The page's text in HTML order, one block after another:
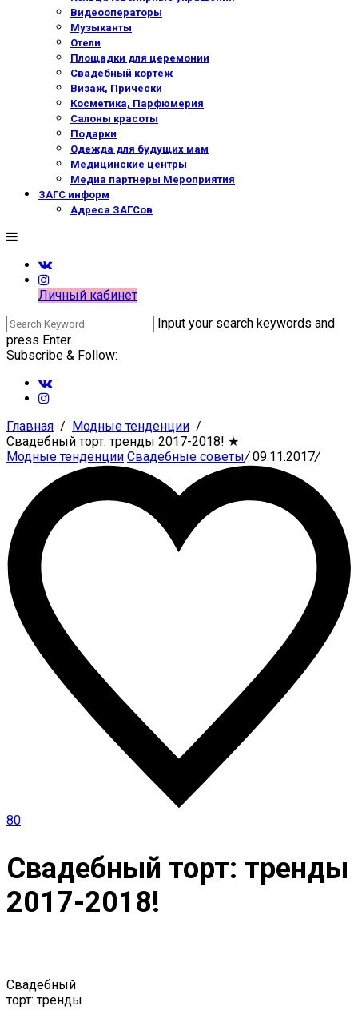
Видеооператоры
Музыканты
Отели
Площадки для церемонии
Свадебный кортеж
Визаж, Прически
Косметика, Парфюмерия
Салоны красоты
Подарки
Одежда для будущих мам
Медицинские центры
Медиа партнеры Мероприятия
ЗАГС информ
Адреса ЗАГСов
Личный кабинет
Input your search keywords and
press Enter.
Subscribe & Follow:
Главная
Модные тенденции
Свадебный торт: тренды 2017-2018! ★
Модные тенденции Свадебные советы/09.11.2017/
80
Свадебный торт: тренды
2017-2018!
Свадебный
торт: тренды